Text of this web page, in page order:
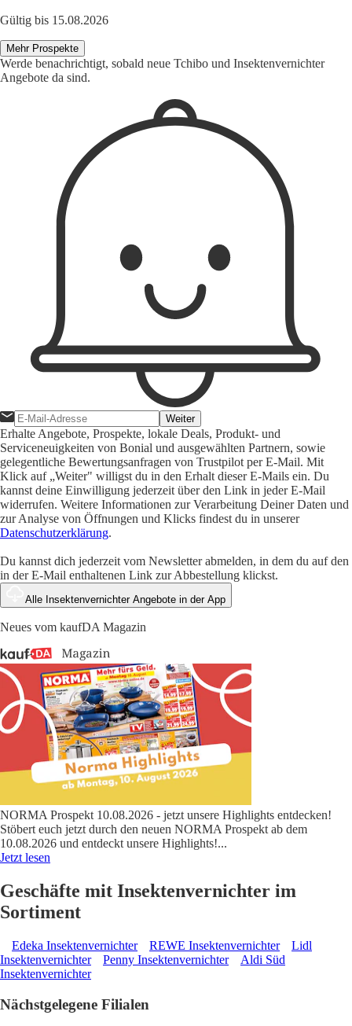
Gültig bis 15.08.2026
Mehr Prospekte
Werde benachrichtigt, sobald neue Tchibo und Insektenvernichter
Angebote da sind.
Weiter
Erhalte Angebote, Prospekte, lokale Deals, Produkt- und
Serviceneuigkeiten von Bonial und ausgewählten Partnern, sowie
gelegentliche Bewertungsanfragen von Trustpilot per E-Mail. Mit
Klick auf „Weiter" willigst du in den Erhalt dieser E-Mails ein. Du
kannst deine Einwilligung jederzeit über den Link in jeder E-Mail
widerrufen. Weitere Informationen zur Verarbeitung Deiner Daten und
zur Analyse von Öffnungen und Klicks findest du in unserer
Datenschutzerklärung.
Du kannst dich jederzeit vom Newsletter abmelden, in dem du auf den
in der E-Mail enthaltenen Link zur Abbestellung klickst.
Alle Insektenvernichter Angebote in der App
Neues vom kaufDA Magazin
NORMA Prospekt 10.08.2026 - jetzt unsere Highlights entdecken!
Stöbert euch jetzt durch den neuen NORMA Prospekt ab dem
10.08.2026 und entdeckt unsere Highlights!...
Jetzt lesen
Geschäfte mit Insektenvernichter im
Sortiment
Edeka Insektenvernichter REWE Insektenvernichter
Lidl
Insektenvernichter
Penny Insektenvernichter
Aldi Süd
Insektenvernichter
Nächstgelegene Filialen